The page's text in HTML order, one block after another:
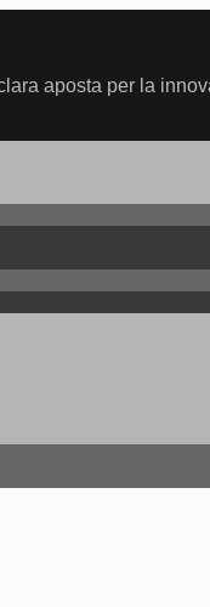
aposta per la